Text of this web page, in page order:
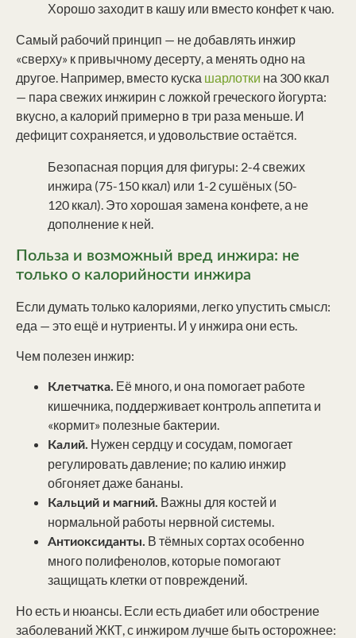
Хорошо заходит в кашу или вместо конфет к чаю.
Самый рабочий принцип — не добавлять инжир
«сверху» к привычному десерту, а менять одно на
другое. Например, вместо куска шарлотки на 300 ккал
— пара свежих инжирин с ложкой греческого йогурта:
вкусно, а калорий примерно в три раза меньше. И
дефицит сохраняется, и удовольствие остаётся.
Безопасная порция для фигуры: 2-4 свежих
инжира (75-150 ккал) или 1-2 сушёных (50-
120 ккал). Это хорошая замена конфете, а не
дополнение к ней.
Польза и возможный вред инжира: не
только о калорийности инжира
Если думать только калориями, легко упустить смысл:
еда — это ещё и нутриенты. И у инжира они есть.
Чем полезен инжир:
Клетчатка. Её много, и она помогает работе
кишечника, поддерживает контроль аппетита и
«кормит» полезные бактерии.
Калий. Нужен сердцу и сосудам, помогает
регулировать давление; по калию инжир
обгоняет даже бананы.
Кальций и магний. Важны для костей и
нормальной работы нервной системы.
Антиоксиданты. В тёмных сортах особенно
много полифенолов, которые помогают
защищать клетки от повреждений.
Но есть и нюансы. Если есть диабет или обострение
заболеваний ЖКТ, с инжиром лучше быть осторожнее: